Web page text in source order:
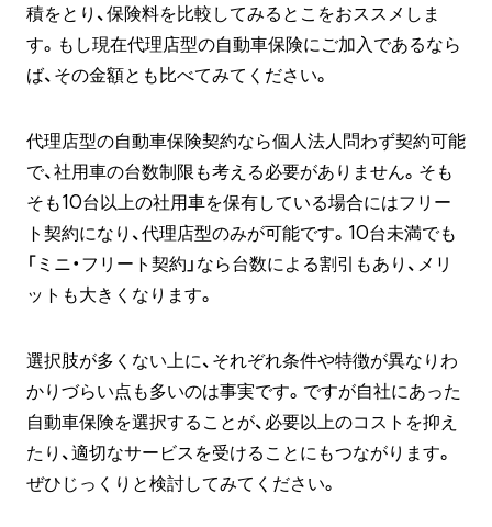
積をとり、保険料を比較してみるとこをおススメしま
す。もし現在代理店型の自動車保険にご加入であるなら
ば、その金額とも比べてみてください。
代理店型の自動車保険契約なら個人法人問わず契約可能
で、社用車の台数制限も考える必要がありません。そも
そも10台以上の社用車を保有している場合にはフリー
ト契約になり、代理店型のみが可能です。10台未満でも
「ミニ・フリート契約」なら台数による割引もあり、メリ
ットも大きくなります。
選択肢が多くない上に、それぞれ条件や特徴が異なりわ
かりづらい点も多いのは事実です。ですが自社にあった
自動車保険を選択することが、必要以上のコストを抑え
たり、適切なサービスを受けることにもつながります。
ぜひじっくりと検討してみてください。